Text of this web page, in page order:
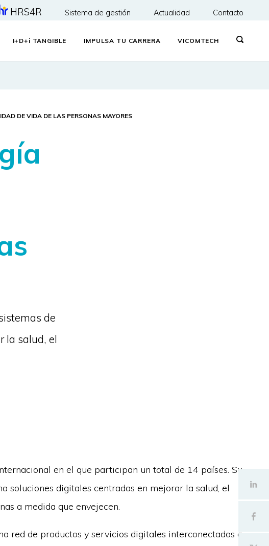
HRS4R Sistema de gestión Actualidad Contacto
I+D+ i TANGIBLE IMPULSA TU CARRERA VICOMTECH
DE VIDA DE LAS PERSONAS MAYORES
de
la salud, el
en el que participan un total de 14 países. Su
soluciones digitales centradas en mejorar la salud, el
a medida que envejecen.
red de productos y servicios digitales interconectados a